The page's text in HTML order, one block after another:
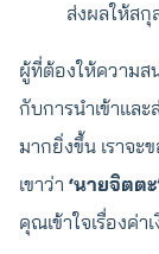
ส่งผลให้สกุ
ผู้ที่ต้องให้ความส
กับการนำเข้าแล
มากยิ่งขึ้น เราจะ
เขาว่า ‘นายจิตตะ
คุณเข้าใจเรื่องค่า